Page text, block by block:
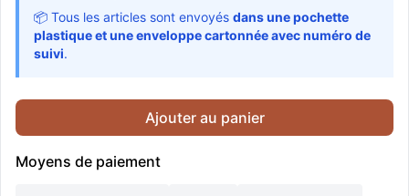
📦 Tous les articles sont envoyés dans une pochette
plastique et une enveloppe cartonnée avec numéro de
suivi.
Ajouter au panier
Moyens de paiement